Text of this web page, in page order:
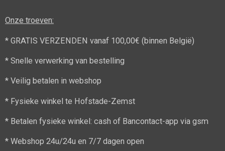
Onze troeven:
* GRATIS VERZENDEN vanaf 100,00€ (binnen België)
* Snelle verwerking van bestelling
* Veilig betalen in webshop
* Fysieke winkel te Hofstade-Zemst
* Betalen fysieke winkel: cash of Bancontact-app via gsm
* Webshop 24u/24u en 7/7 dagen open